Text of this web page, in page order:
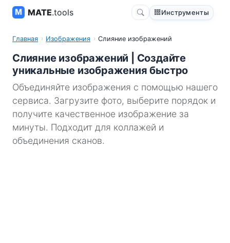
MATE.tools Инструменты
Главная Изображения Слияние изображений
Слияние изображений | Создайте
уникальные изображения быстро
Объединяйте изображения с помощью нашего
сервиса. Загрузите фото, выберите порядок и
получите качественное изображение за
минуты. Подходит для коллажей и
объединения сканов.